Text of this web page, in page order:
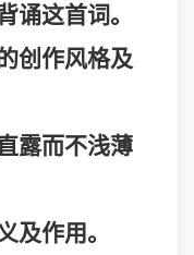
诵这首词。
创作风格及
露而不浅薄
及作用。